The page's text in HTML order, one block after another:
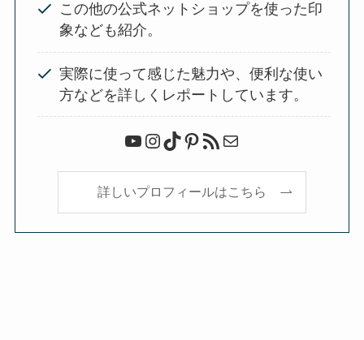
この他の公式ネットショップを使った印
象なども紹介。
実際に使って感じた魅力や、便利な使い
方などを詳しくレポートしています。
YouTube Instagram TikTok Pinterest RSS フィードメール
詳しいプロフィールはこちら